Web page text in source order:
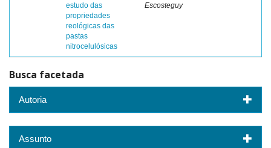
estudo das
propriedades
reológicas das
pastas
nitrocelulósicas
Escosteguy
Busca facetada
Autoria
Assunto